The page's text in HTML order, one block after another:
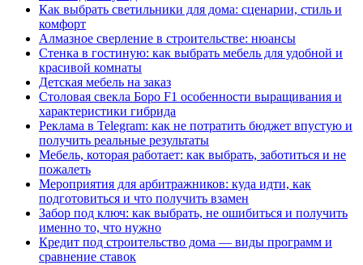
Как выбрать светильники для дома: сценарии, стиль и
комфорт
Алмазное сверление в строительстве: нюансы
Стенка в гостиную: как выбрать мебель для удобной и
красивой комнаты
Детская мебель на заказ
Столовая свекла Боро F1 особенности выращивания и
характеристики гибрида
Реклама в Telegram: как не потратить бюджет впустую и
получить реальные результаты
Мебель, которая работает: как выбрать, заботиться и не
пожалеть
Мероприятия для арбитражников: куда идти, как
подготовиться и что получить взамен
Забор под ключ: как выбрать, не ошибиться и получить
именно то, что нужно
Кредит под строительство дома — виды программ и
сравнение ставок